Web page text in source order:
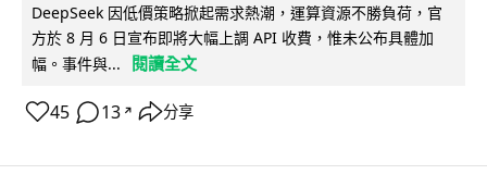
DeepSeek 因低價策略掀起需求熱潮，運算資源不勝負荷，官
方於 8 月 6 日宣布即將大幅上調 API 收費，惟未公布具體加
幅。事件與...
閱讀全文
45 13 ↗ 分享